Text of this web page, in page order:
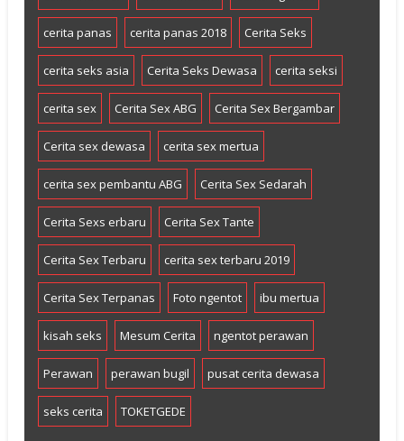
cerita panas cerita panas 2018 Cerita Seks
cerita seks asia Cerita Seks Dewasa cerita seksi
cerita sex Cerita Sex ABG Cerita Sex Bergambar
Cerita sex dewasa cerita sex mertua
cerita sex pembantu ABG Cerita Sex Sedarah
Cerita Sexs erbaru Cerita Sex Tante
Cerita Sex Terbaru cerita sex terbaru 2019
Cerita Sex Terpanas Foto ngentot ibu mertua
kisah seks Mesum Cerita ngentot perawan
Perawan perawan bugil pusat cerita dewasa
seks cerita TOKETGEDE